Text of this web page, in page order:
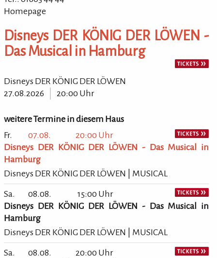
Homepage
Disneys DER KÖNIG DER LÖWEN -
Das Musical in Hamburg
Disneys DER KÖNIG DER LÖWEN
27.08.2026
20:00 Uhr
weitere Termine in diesem Haus
Fr.
07.08.
20:00 Uhr
Disneys DER KÖNIG DER LÖWEN - Das Musical in
Hamburg
Disneys DER KÖNIG DER LÖWEN | MUSICAL
Sa. 08.08.
15:00 Uhr
Disneys DER KÖNIG DER LÖWEN - Das Musical in
Hamburg
Disneys DER KÖNIG DER LÖWEN | MUSICAL
Sa. 08.08.
20:00 Uhr